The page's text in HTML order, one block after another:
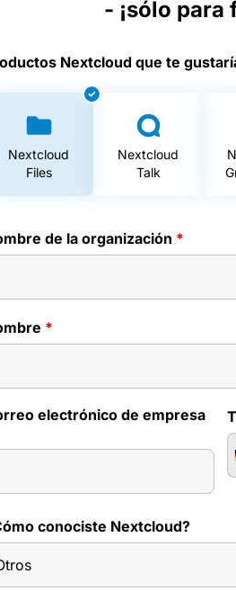
- ¡sólo para
Nextcloud que te
Nextcloud
Files
Nextcloud
Talk
de la organización *
*
electrónico de empresa
conociste Nextcloud?